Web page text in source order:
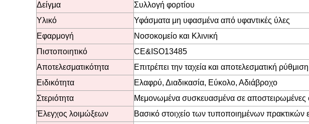
Δείγμα
Συλλογή φορτίου
Υλικό
Υφάσματα μη υφασμένα από υφαντικές ύλες
Εφαρμογή
Νοσοκομείο και Κλινική
Πιστοποιητικό
CE&ISO13485
Αποτελεσματικότητα
Επιτρέπει την ταχεία και αποτελεσματική
Ειδικότητα
Ελαφρύ, Διαδικασία, Εύκολο, Αδιάβροχο
Στεριότητα
Μεμονωμένα συσκευασμένα σε αποστειρωμένες
Έλεγχος λοιμώξεων
Βασικό στοιχείο των τυποποιημένων